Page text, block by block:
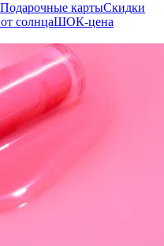
Подарочные картыСкидки
солнцаШОК-цена